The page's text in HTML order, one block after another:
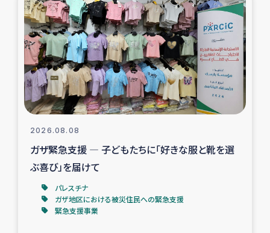
大雨による洪水被災者支援
カカオ生産者支援事業
シリア国内避難民・帰還民の生活再建支援
トルコにおけるシリア難民支援事業
インドネシア中部 スラウェシの地震・津波被災者支援
スリランカ ジャフナ県干物事業
2026.08.08
ガザ緊急支援 ― 子どもたちに「好きな服と靴を選
ぶ喜び」を届けて
パレスチナ
ガザ地区における被災住民への緊急支援
緊急支援事業